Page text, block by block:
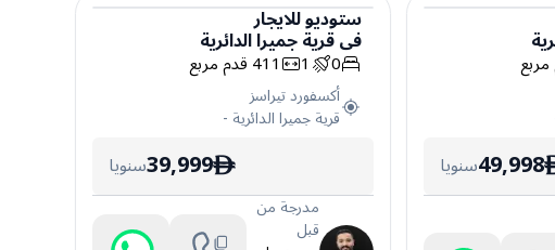
49,998سنويا
ستوديو
ستوديوللايجار
فيقرية جميرا الدائرية
0
1
411قدم مربع
أكسفورد تيراسز
قرية جميرا الدائرية -
ê
39,999سنويا
مدرجة من
قبل